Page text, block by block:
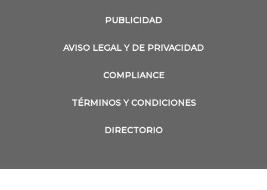
PUBLICIDAD
AVISO LEGAL Y DE PRIVACIDAD
COMPLIANCE
TÉRMINOS Y CONDICIONES
DIRECTORIO